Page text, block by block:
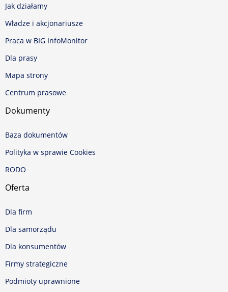
Jak działamy
Władze i akcjonariusze
Praca w BIG InfoMonitor
Dla prasy
Mapa strony
Centrum prasowe
Dokumenty
Baza dokumentów
Polityka w sprawie Cookies
RODO
Oferta
Dla firm
Dla samorządu
Dla konsumentów
Firmy strategiczne
Podmioty uprawnione